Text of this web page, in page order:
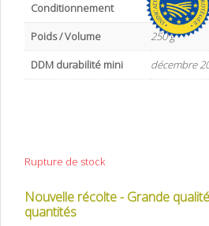
Conditionnement
Sachet
Poids / Volume
250 g
DDM durabilité mini
décembre
Rupture de stock
Nouvelle récolte - Grande
quantités